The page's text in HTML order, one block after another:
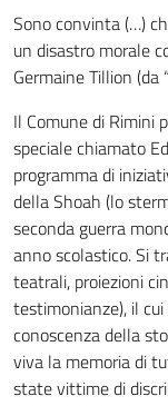
Sono convinta (…)
un disastro morale
Germaine Tillion (da
Il Comune di
speciale chiamato
programma di
della Shoah (lo
seconda guerra
anno scolastico. Si
teatrali, proiezioni
testimonianze), il
conoscenza della
viva la memoria di
state vittime di